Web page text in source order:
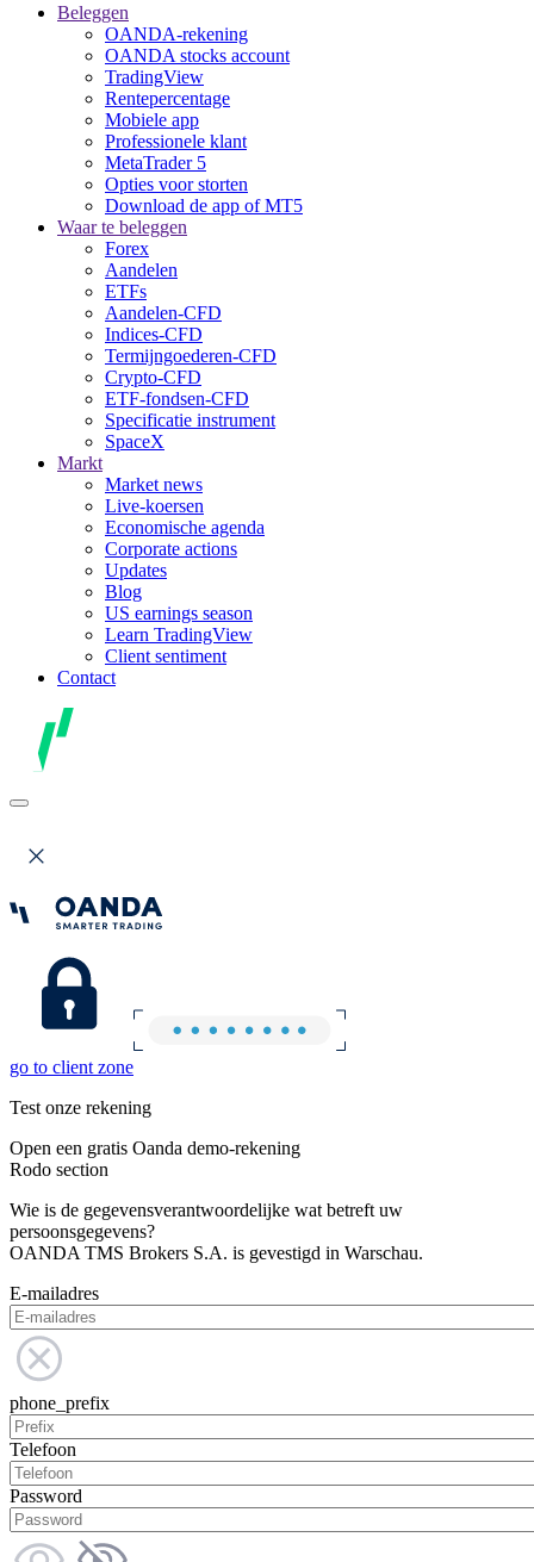
Beleggen
OANDA-rekening
OANDA stocks account
TradingView
Rentepercentage
Mobiele app
Professionele klant
MetaTrader 5
Opties voor storten
Download de app of MT5
Waar te beleggen
Forex
Aandelen
ETFs
Aandelen-CFD
Indices-CFD
Termijngoederen-CFD
Crypto-CFD
ETF-fondsen-CFD
Specificatie instrument
SpaceX
Markt
Market news
Live-koersen
Economische agenda
Corporate actions
Updates
Blog
US earnings season
Learn TradingView
Client sentiment
Contact
go to client zone
Test onze rekening
Open een gratis Oanda demo-rekening
Rodo section
Wie is de gegevensverantwoordelijke wat betreft uw
persoonsgegevens?
OANDA TMS Brokers S.A. is gevestigd in Warschau.
E-mailadres
phone_prefix
Telefoon
Password